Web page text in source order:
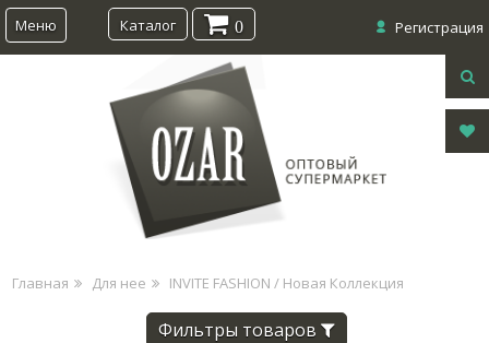
Меню Регистрация
Каталог 0
Главная Для нее INVITE FASHION / Новая Коллекция
Фильтры товаров